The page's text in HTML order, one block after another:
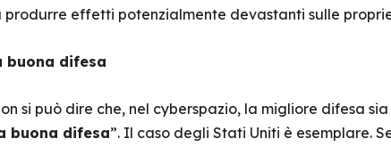
effetti potenzialmente devastanti sulle
buona difesa
si può dire che, nel cyberspazio, la migliore difesa
buona difesa”. Il caso degli Stati Uniti è esemplare.